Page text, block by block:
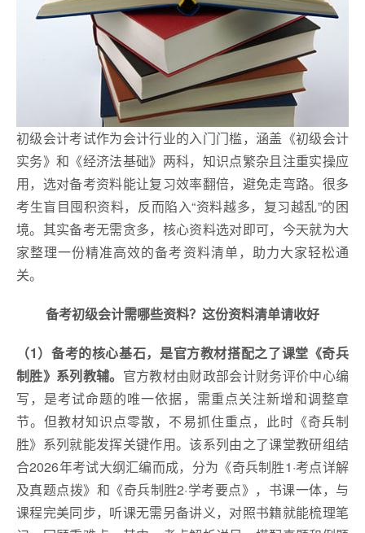
初级会计考试作为会计行业的入门门槛，涵盖《初级会计
实务》和《经济法基础》两科，知识点繁杂且注重实操应
用，选对备考资料能让复习效率翻倍，避免走弯路。很多
考生盲目囤积资料，反而陷入“资料越多，复习越乱”的困
境。其实备考无需贪多，核心资料选对即可，今天就为大
家整理一份精准高效的备考资料清单，助力大家轻松通
关。
备考初级会计需哪些资料？这份资料清单请收好
（1） 备考的核心基石，是官方教材搭配之了课堂《奇兵
制胜》系列教辅。 官方教材由财政部会计财务评价中心编
写，是考试命题的唯一依据，需重点关注新增和调整章
节。但教材知识点零散，不易抓住重点，此时《奇兵制
胜》系列就能发挥关键作用。该系列由之了课堂教研组结
合2026年考试大纲汇编而成，分为《奇兵制胜1·考点详解
及真题点拨》和《奇兵制胜2·学考要点》，书课一体，与
课程完美同步，听课无需另备讲义，对照书籍就能梳理笔